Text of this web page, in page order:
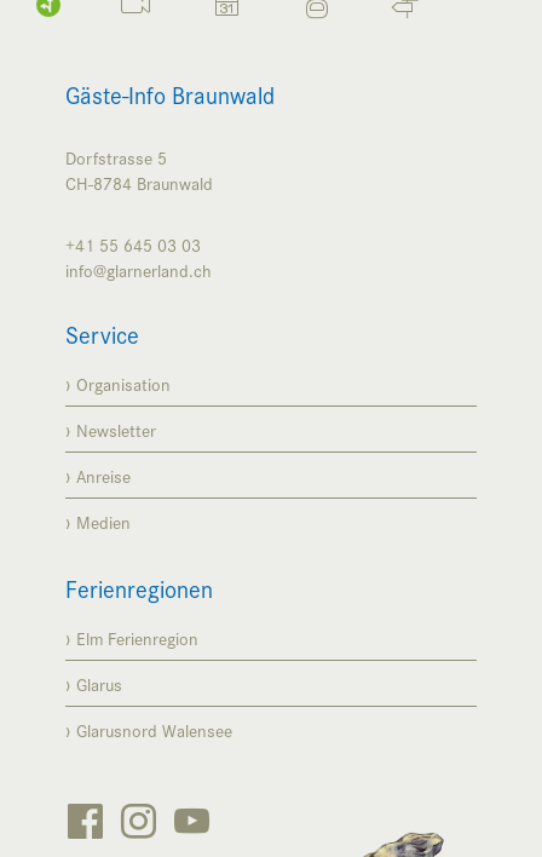
Gäste-Info Braunwald
Dorfstrasse 5
CH-8784 Braunwald
+41 55 645 03 03
info@glarnerland.ch
Service
Organisation
Newsletter
Anreise
Medien
Ferienregionen
Elm Ferienregion
Glarus
Glarusnord Walensee

 